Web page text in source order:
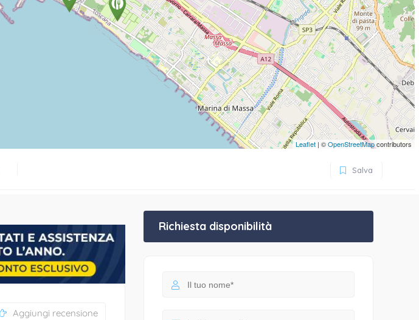
Leaflet | ©OpenStreetMapcontributors
Salva
Aggiungi recensione
Richiesta disponibilità